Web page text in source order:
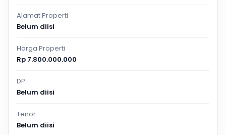
Alamat Properti
Belum diisi
Harga Properti
Rp 7.800.000.000
DP
Belum diisi
Tenor
Belum diisi